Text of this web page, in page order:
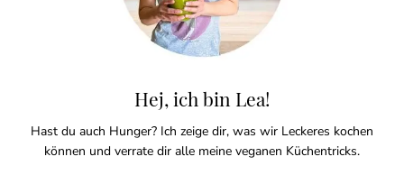
Hej, ich bin Lea!
Hast du auch Hunger? Ich zeige dir, was wir Leckeres kochen
können und verrate dir alle meine veganen Küchentricks.